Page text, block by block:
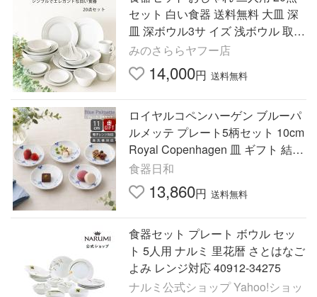
セット 白い食器 送料無料 大皿 深
皿 深ボウル3サ イズ 浅ボウル 取皿
小皿 マグカップ レンゲ 10種類各2
みのさららヤフー店
14,000円 送料無料
ロイヤルコペンハーゲン ブルーパ
ルメッテ プレート5柄セット 10cm
Royal Copenhagen 皿 ギフト 結婚
祝い プレゼント 贈り物 食器セッ
ト ギフトセット 爆買
食器日和
13,860円 送料無料
食器セット プレート ボウル セッ
ト 5人用 ナルミ 里花暦 さとはなご
よみ レンジ対応 40912-34275
ナルミ公式ショップ Yahoo!ショッ